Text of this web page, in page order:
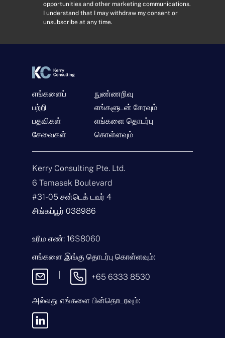
தொடர்பு கொள்ளுங்கள்
ய
ர்
ன்
ச
*
சா
ணை
கை
செ
தி
*
*
opportunities and other marketing communications.
I understand that I may withdraw my consent or
unsubscribe at any time.
எங்களைப்
பற்றி
பதவிகள்
சேவைகள்
நுண்ணறிவு
எங்களுடன் சேரவும்
எங்களை தொடர்பு
கொள்ளவும்
Kerry Consulting Pte. Ltd.
6 Temasek Boulevard
#31-05 சன்டெக் டவர் 4
சிங்கப்பூர் 038986
உரிம எண்: 16S8060
எங்களை இங்கு தொடர்பு கொள்ளவும்:
+65 6333 8530
அல்லது எங்களை பின்தொடரவும்: